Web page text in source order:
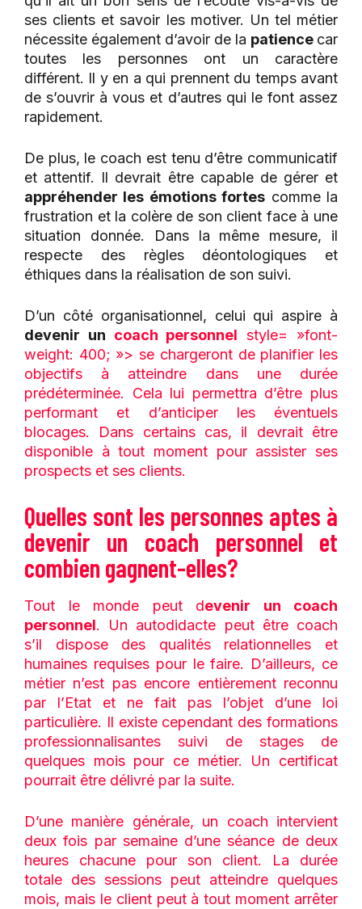
ses clients et savoir les motiver. Un tel métier
nécessite également d’avoir de la patience car
toutes les personnes ont un caractère
différent. Il y en a qui prennent du temps avant
de s’ouvrir à vous et d’autres qui le font assez
rapidement.
De plus, le coach est tenu d’être communicatif
et attentif. Il devrait être capable de gérer et
appréhender les émotions fortes comme la
frustration et la colère de son client face à une
situation donnée. Dans la même mesure, il
respecte des règles déontologiques et
éthiques dans la réalisation de son suivi.
D’un côté organisationnel, celui qui aspire à
devenir un coach personnel style= »font-
weight: 400; »> se chargeront de planifier les
objectifs à atteindre dans une durée
prédéterminée. Cela lui permettra d’être plus
performant et d’anticiper les éventuels
blocages. Dans certains cas, il devrait être
disponible à tout moment pour assister ses
prospects et ses clients.
Quelles sont les personnes aptes à
devenir un coach personnel et
combien gagnent-elles?
Tout le monde peut devenir un coach
personnel. Un autodidacte peut être coach
s’il dispose des qualités relationnelles et
humaines requises pour le faire. D’ailleurs, ce
métier n’est pas encore entièrement reconnu
par l’Etat et ne fait pas l’objet d’une loi
particulière. Il existe cependant des formations
professionnalisantes suivi de stages de
quelques mois pour ce métier. Un certificat
pourrait être délivré par la suite.
D’une manière générale, un coach intervient
deux fois par semaine d’une séance de deux
heures chacune pour son client. La durée
totale des sessions peut atteindre quelques
mois, mais le client peut à tout moment arrêter